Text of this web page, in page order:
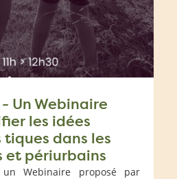
Un Webinaire
les idées
tiques dans les
et périurbains
un Webinaire proposé par